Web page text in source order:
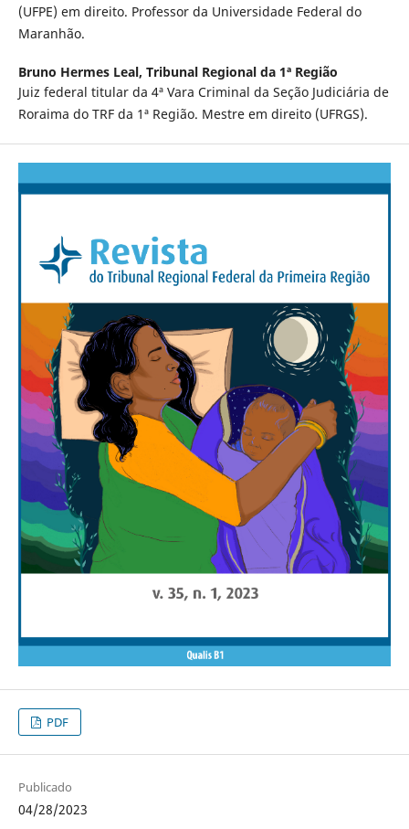
(UFPE) em direito. Professor da Universidade Federal do
Maranhão.
Bruno Hermes Leal, Tribunal Regional da 1ª Região
Juiz federal titular da 4ª Vara Criminal da Seção Judiciária de
Roraima do TRF da 1ª Região. Mestre em direito (UFRGS).
PDF
Publicado
04/28/2023